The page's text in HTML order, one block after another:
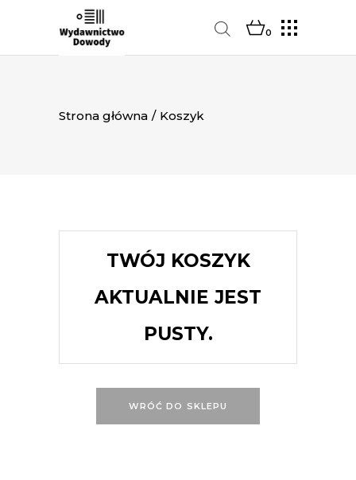
0
Strona główna / Koszyk
TWÓJ KOSZYK
AKTUALNIE JEST
PUSTY.
WRÓĆ DO SKLEPU